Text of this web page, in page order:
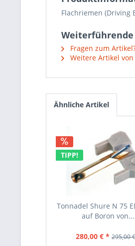
Flachriemen (Driving
Fragen zum
Weitere Artikel
Ähnliche Artikel
TIPP!
Tonnadel Shure N 75
auf Boron von...
280,00 € * 295,00